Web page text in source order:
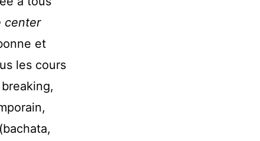
center
et
les cours